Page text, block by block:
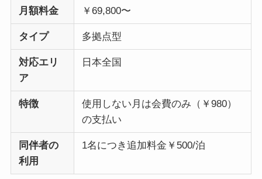
月額料金 ￥69,800〜
タイプ 多拠点型
対応エリ
ア
日本全国
特徴
使用しない月は会費のみ（￥980）
の支払い
同伴者の
利用
1名につき追加料金￥500/泊